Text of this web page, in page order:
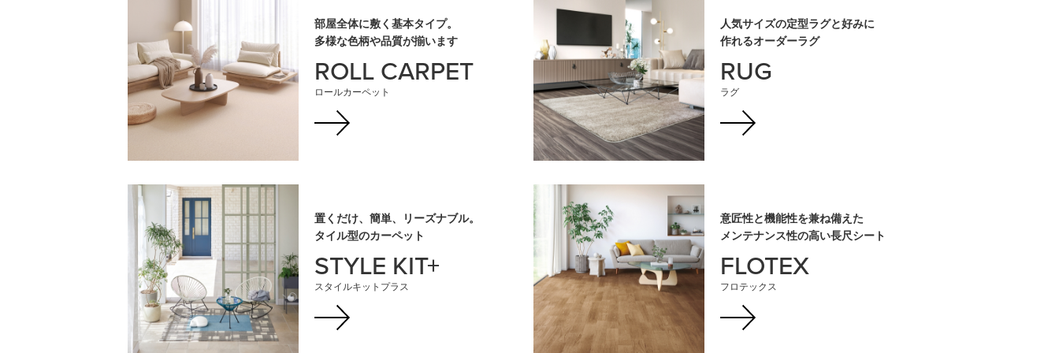
部屋全体に敷く基本タイプ。
多様な色柄や品質が揃います
ROLL CARPET
ロールカーペット
人気サイズの定型ラグと好みに
作れるオーダーラグ
RUG
ラグ
置くだけ、簡単、リーズナブル。
タイル型のカーペット
STYLE KIT+
スタイルキットプラス
意匠性と機能性を兼ね備えた
メンテナンス性の高い長尺シート
FLOTEX
フロテックス